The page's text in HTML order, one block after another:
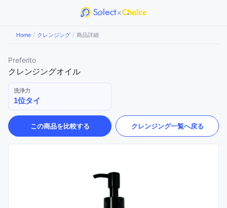
Home / クレンジング / 商品詳細
Preferito
クレンジングオイル
洗浄力
1位タイ
この商品を比較する クレンジング一覧へ戻る